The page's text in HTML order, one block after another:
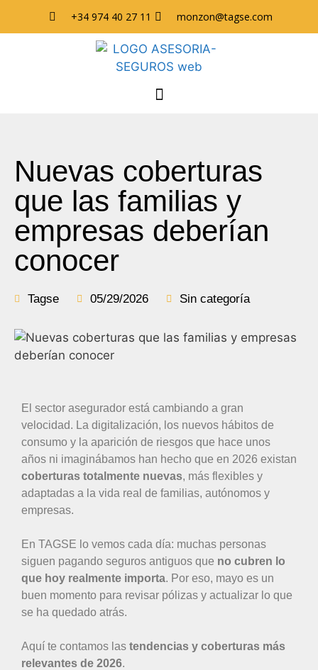
+34 974 40 27 11 monzon@tagse.com
Nuevas coberturas
que las familias y
empresas deberían
conocer
Tagse 05/29/2026 Sin categoría
El sector asegurador está cambiando a gran
velocidad. La digitalización, los nuevos hábitos de
consumo y la aparición de riesgos que hace unos
años ni imaginábamos han hecho que en 2026 existan
coberturas totalmente nuevas, más flexibles y
adaptadas a la vida real de familias, autónomos y
empresas.
En TAGSE lo vemos cada día: muchas personas
siguen pagando seguros antiguos que no cubren lo
que hoy realmente importa. Por eso, mayo es un
buen momento para revisar pólizas y actualizar lo que
se ha quedado atrás.
Aquí te contamos las tendencias y coberturas más
relevantes de 2026.